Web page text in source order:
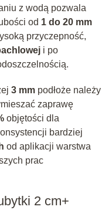
z wodą pozwala
od 1 do 20 mm
przyczepność,
i po
3 mmpodłoże należy
zaprawę
objętości dla
bardziej
od aplikacji warstwa
prac
2 cm+